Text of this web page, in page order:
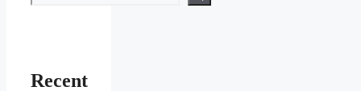
Recent